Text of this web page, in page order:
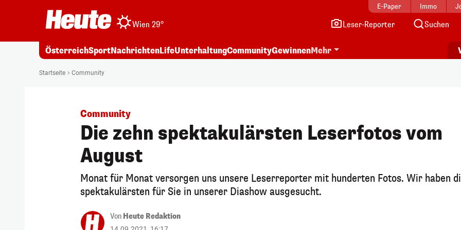
E-Paper Immo
Wien 29° Leser-Reporter Suchen
ÖsterreichSportNachrichtenLifeUnterhaltungCommunityGewinnenMehr
Startseite Community
Community
Die zehn spektakulärsten Leserfotos vom
August
Monat für Monat versorgen uns unsere Leserreporter mit hunderten Fotos. Wir haben
spektakulärsten für Sie in unserer Diashow ausgesucht.
Von Heute Redaktion